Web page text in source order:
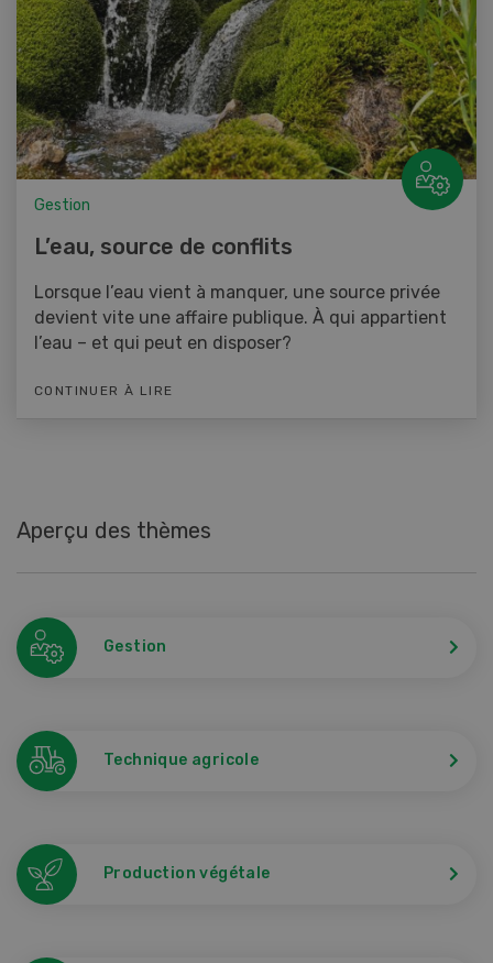
Gestion
L’eau, source de conflits
Lorsque l’eau vient à manquer, une source privée
devient vite une affaire publique. À qui appartient
l’eau – et qui peut en disposer?
CONTINUER À LIRE
Aperçu des thèmes
Gestion
Technique agricole
Production végétale